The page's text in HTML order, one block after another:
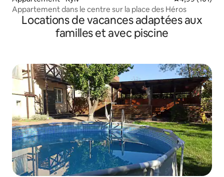
Appartement dans le centre sur la place des Héros
Locations de vacances adaptées aux
familles et avec piscine